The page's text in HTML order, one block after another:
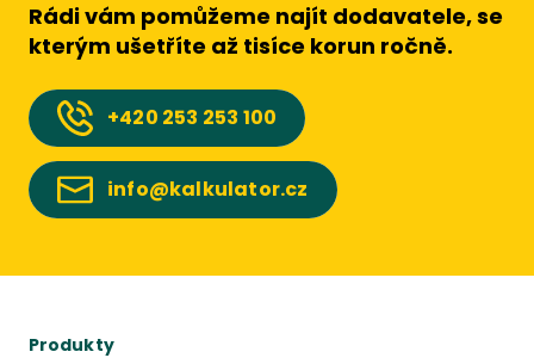
Rádi vám pomůžeme najít dodavatele, se
kterým ušetříte až tisíce korun ročně.
+420 253 253 100
info@kalkulator.cz
Produkty